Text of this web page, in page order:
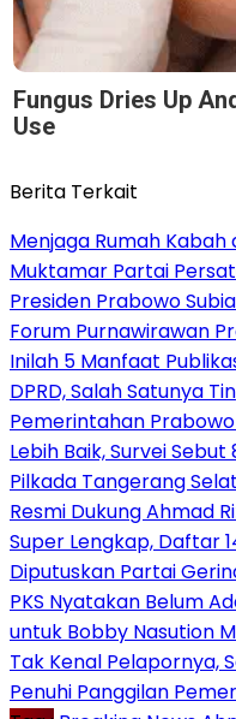
Fungus Dries Up
Use
Berita Terkait
Menjaga Rumah
Muktamar Partai
Presiden Prabowo
Forum Purnawirawan
Inilah 5 Manfaat
DPRD, Salah Satunya
Pemerintahan
Lebih Baik, Survei
Pilkada Tangerang
Resmi Dukung Ahmad
Super Lengkap, Daftar
Diputuskan Partai
PKS Nyatakan Belum
untuk Bobby Nasution
Tak Kenal Pelapornya,
Penuhi Panggilan